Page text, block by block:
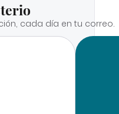
cada día en tu correo.